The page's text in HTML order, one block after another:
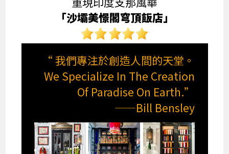
「沙壩美憬閣穹頂飯店」
“ 我們專注於創造人間的天堂。
We Specialize In The Creation
Of Paradise On Earth.”
——Bill Bensley